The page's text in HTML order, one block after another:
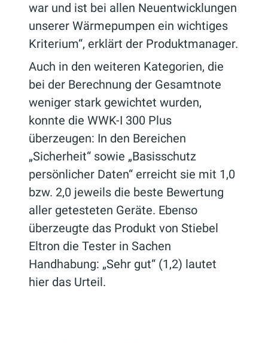
war und ist bei allen Neuentwicklungen
unserer Wärmepumpen ein wichtiges
Kriterium“, erklärt der Produktmanager.
Auch in den weiteren Kategorien, die
bei der Berechnung der Gesamtnote
weniger stark gewichtet wurden,
konnte die WWK-I 300 Plus
überzeugen: In den Bereichen
„Sicherheit“ sowie „Basisschutz
persönlicher Daten“ erreicht sie mit 1,0
bzw. 2,0 jeweils die beste Bewertung
aller getesteten Geräte. Ebenso
überzeugte das Produkt von Stiebel
Eltron die Tester in Sachen
Handhabung: „Sehr gut“ (1,2) lautet
hier das Urteil.